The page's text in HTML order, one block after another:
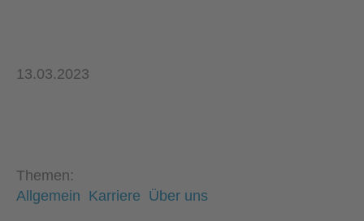
13.03.2023
Themen:
Allgemein Karriere Über uns